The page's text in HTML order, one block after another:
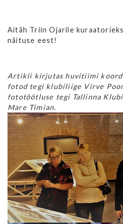
Aitäh Triin Ojarile
näituse eest!
Artikli kirjutas huvitiimi
fotod tegi klubiliige Virve
fototöötluse tegi Tallinna
Mare Timian.